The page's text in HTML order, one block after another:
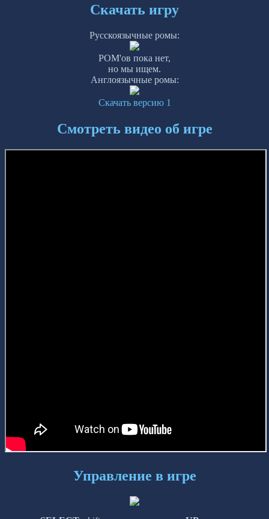
Скачать игру
Русскоязычные ромы:
РОМ'ов пока нет,
но мы ищем.
Англоязычные ромы:
Скачать версию 1
Смотреть видео об игре
Управление в игре